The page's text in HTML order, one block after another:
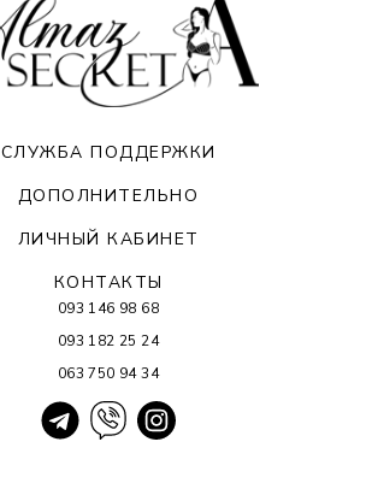
СЛУЖБА ПОДДЕРЖКИ
ДОПОЛНИТЕЛЬНО
ЛИЧНЫЙ КАБИНЕТ
КОНТАКТЫ
093 146 98 68
093 182 25 24
063 750 94 34